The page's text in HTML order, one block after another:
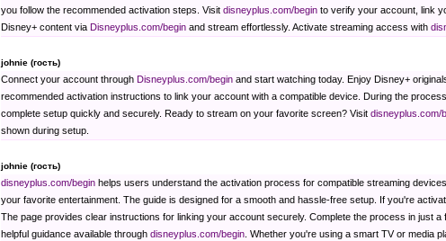
you follow the recommended activation steps. Visit disneyplus.com/begin to verify your account, link
Disney+ content via Disneyplus.com/begin and stream effortlessly. Activate streaming access with
johnie (гость)
Connect your account through Disneyplus.com/begin and start watching today. Enjoy Disney+
recommended activation instructions to link your account with a compatible device. During the process,
complete setup quickly and securely. Ready to stream on your favorite screen? Visit disneyplus.com/
shown during setup.
johnie (гость)
disneyplus.com/begin helps users understand the activation process for compatible streaming
your favorite entertainment. The guide is designed for a smooth and hassle-free setup. If you're
The page provides clear instructions for linking your account securely. Complete the process in just
helpful guidance available through disneyplus.com/begin . Whether you're using a smart TV or media